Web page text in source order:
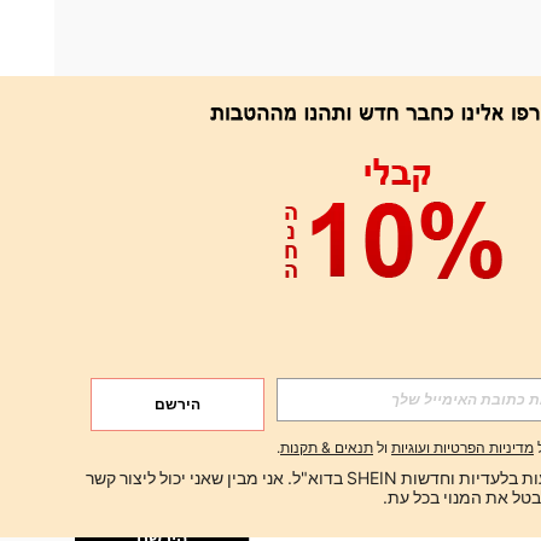
אפליקציה
הירשם
הירשם
הירשם
מדיניות הפרטיות ועוגיות ול תנאים & תקנות.
ברצוני לקבל הצעות בלעדיות וחדשות SHEIN בדוא"ל. אני מבין שאני יכול ליצור קשר